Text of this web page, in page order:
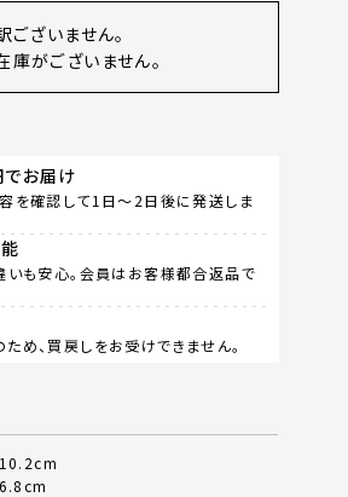
ございません。
庫がございません。
お届け
を確認して1日～2日後に発送しま
いも安心。会員はお客様都合返品で
め、買戻しをお受けできません。